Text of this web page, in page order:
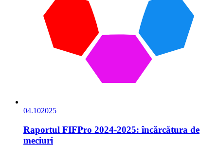
04.102025
Raportul FIFPro 2024-2025: încărcătura de
meciuri